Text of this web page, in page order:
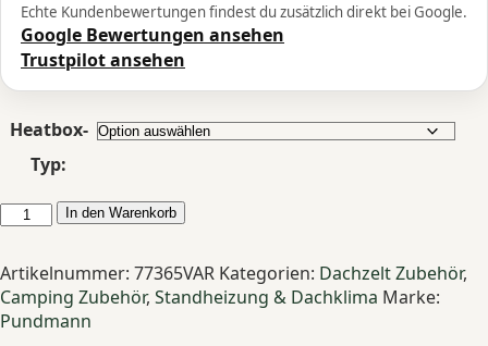
Echte Kundenbewertungen findest du zusätzlich direkt bei Google.
Google Bewertungen ansehen
Trustpilot ansehen
Heatbox-
Typ:
PUNDMANN
Heizung
Camping
&
In den Warenkorb
Artikelnummer: 77365VAR Kategorien: Dachzelt Zubehör,
Camping Zubehör, Standheizung & Dachklima Marke:
Pundmann